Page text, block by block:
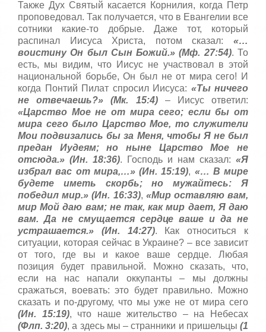
Также Дух Святый касается Корнилия, когда Петр
проповедовал. Так получается, что в Евангелии все
сотники какие-то добрые. Даже тот, который
распинал Иисуса Христа, потом сказал: «…
воистину Он был Сын Божий.» (Мф. 27:54). То
есть, мы видим, что Иисус не участвовал в этой
национальной борьбе, Он был не от мира сего! И
когда Понтий Пилат спросил Иисуса: «Ты ничего
не отвечаешь?» (Мк. 15:4)– Иисус ответил:
«Царство Мое не от мира сего; если бы от
мира сего было Царство Мое, то служители
Мои подвизались бы за Меня, чтобы Я не был
предан Иудеям; но ныне Царство Мое не
отсюда.» (Ин. 18:36). Господь и нам сказал: «Я
избрал вас от мира,…» (Ин. 15:19), «… В мире
будете иметь скорбь; но мужайтесь: Я
победил мир.» (Ин. 16:33), «Мир оставляю вам,
мир Мой даю вам; не так, как мир дает, Я даю
вам. Да не смущается сердце ваше и да не
устрашается.» (Ин. 14:27). Как относиться к
ситуации, которая сейчас в Украине? – все зависит
от того, где вы и какое ваше сердце. Любая
позиция будет правильной. Можно сказать, что,
если на нас напали оккупанты – мы должны
сражаться, воевать: это будет правильно. Можно
сказать и по-другому, что мы уже не от мира сего
(Ин. 15:19), что наше жительство – на Небесах
(Флп. 3:20), а здесь мы – странники и пришельцы(1